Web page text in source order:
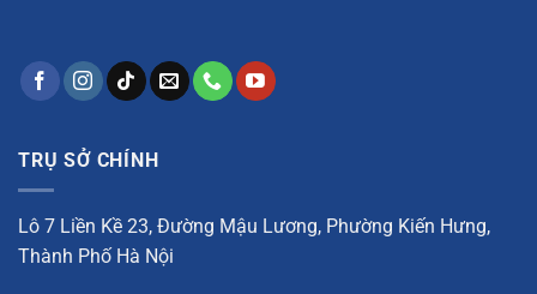
TRỤ SỞ CHÍNH
Lô 7 Liền Kề 23, Đường Mậu Lương, Phường Kiến Hưng,
Thành Phố Hà Nội